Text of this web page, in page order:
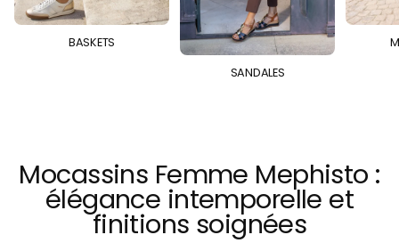
BASKETS
SANDALES
Mocassins Femme Mephisto :
élégance intemporelle et
finitions soignées